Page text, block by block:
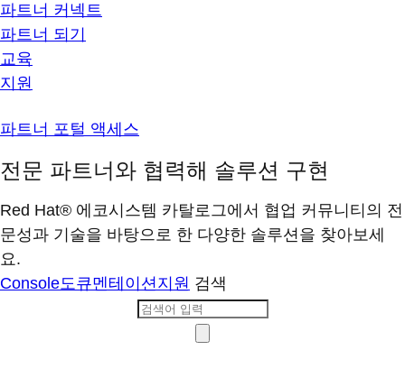
파트너 커넥트
파트너 되기
교육
지원
파트너 포털 액세스
전문 파트너와 협력해 솔루션 구현
Red Hat® 에코시스템 카탈로그에서 협업 커뮤니티의 전
문성과 기술을 바탕으로 한 다양한 솔루션을 찾아보세
요.
Console도큐멘테이션지원 검색